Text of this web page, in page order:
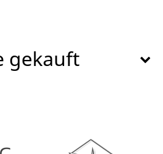
gekauft